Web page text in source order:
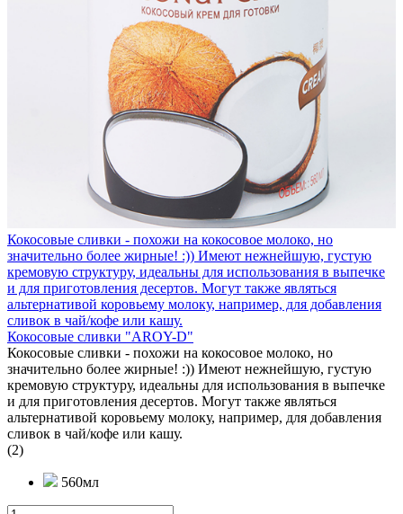
Кокосовые сливки - похожи на кокосовое молоко, но
значительно более жирные! :)) Имеют нежнейшую, густую
кремовую структуру, идеальны для использования в выпечке
и для приготовления десертов. Могут также являться
альтернативой коровьему молоку, например, для добавления
сливок в чай/кофе или кашу.
Кокосовые сливки "AROY-D"
Кокосовые сливки - похожи на кокосовое молоко, но
значительно более жирные! :)) Имеют нежнейшую, густую
кремовую структуру, идеальны для использования в выпечке
и для приготовления десертов. Могут также являться
альтернативой коровьему молоку, например, для добавления
сливок в чай/кофе или кашу.
(2)
560мл